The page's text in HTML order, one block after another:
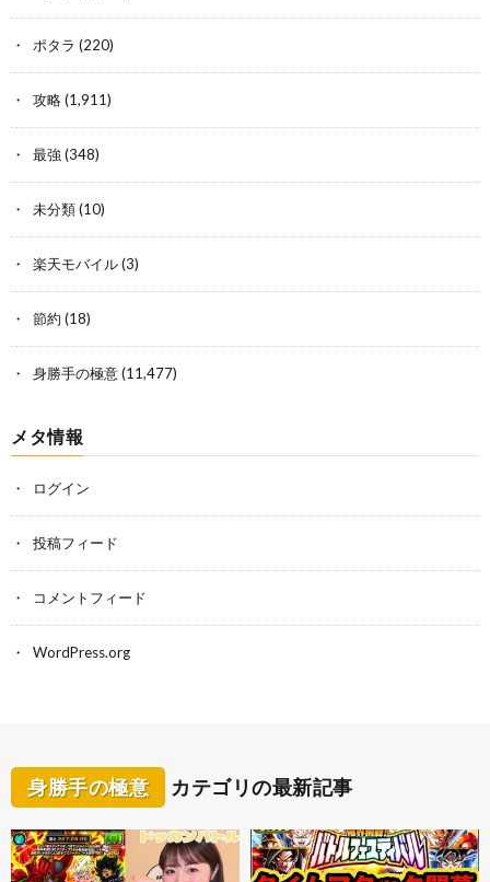
ポタラ (220)
攻略(1,911)
最強 (348)
未分類(10)
楽天モバイル(3)
節約 (18)
身勝手の極意(11,477)
メタ情報
ログイン
投稿フィード
コメントフィード
WordPress.org
身勝手の極意 カテゴリの最新記事